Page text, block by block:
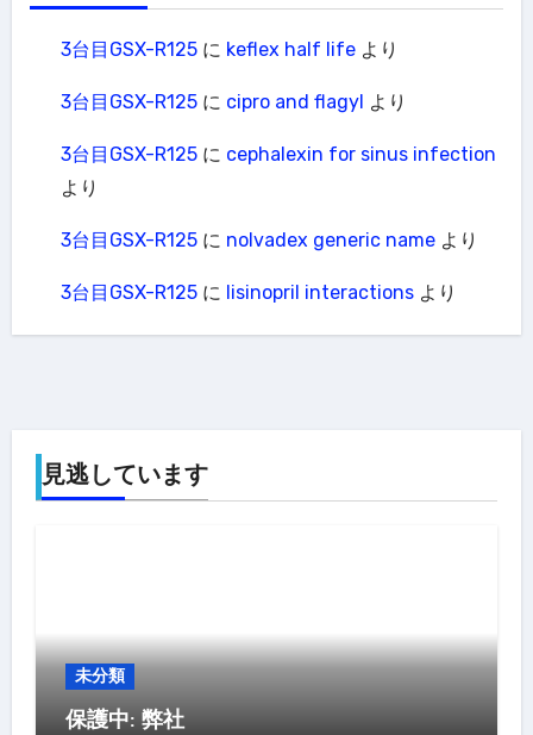
3台目GSX-R125に keflex half lifeより
3台目GSX-R125に cipro and flagyl より
3台目GSX-R125に cephalexin for sinus infection
より
3台目GSX-R125に nolvadex generic nameより
3台目GSX-R125に lisinopril interactionsより
見逃しています
未分類
保護中: 弊社